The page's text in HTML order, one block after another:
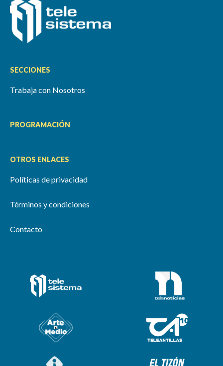
SECCIONES
Trabaja con Nosotros
PROGRAMACIÓN
OTROS ENLACES
Políticas de privacidad
Términos y condiciones
Contacto